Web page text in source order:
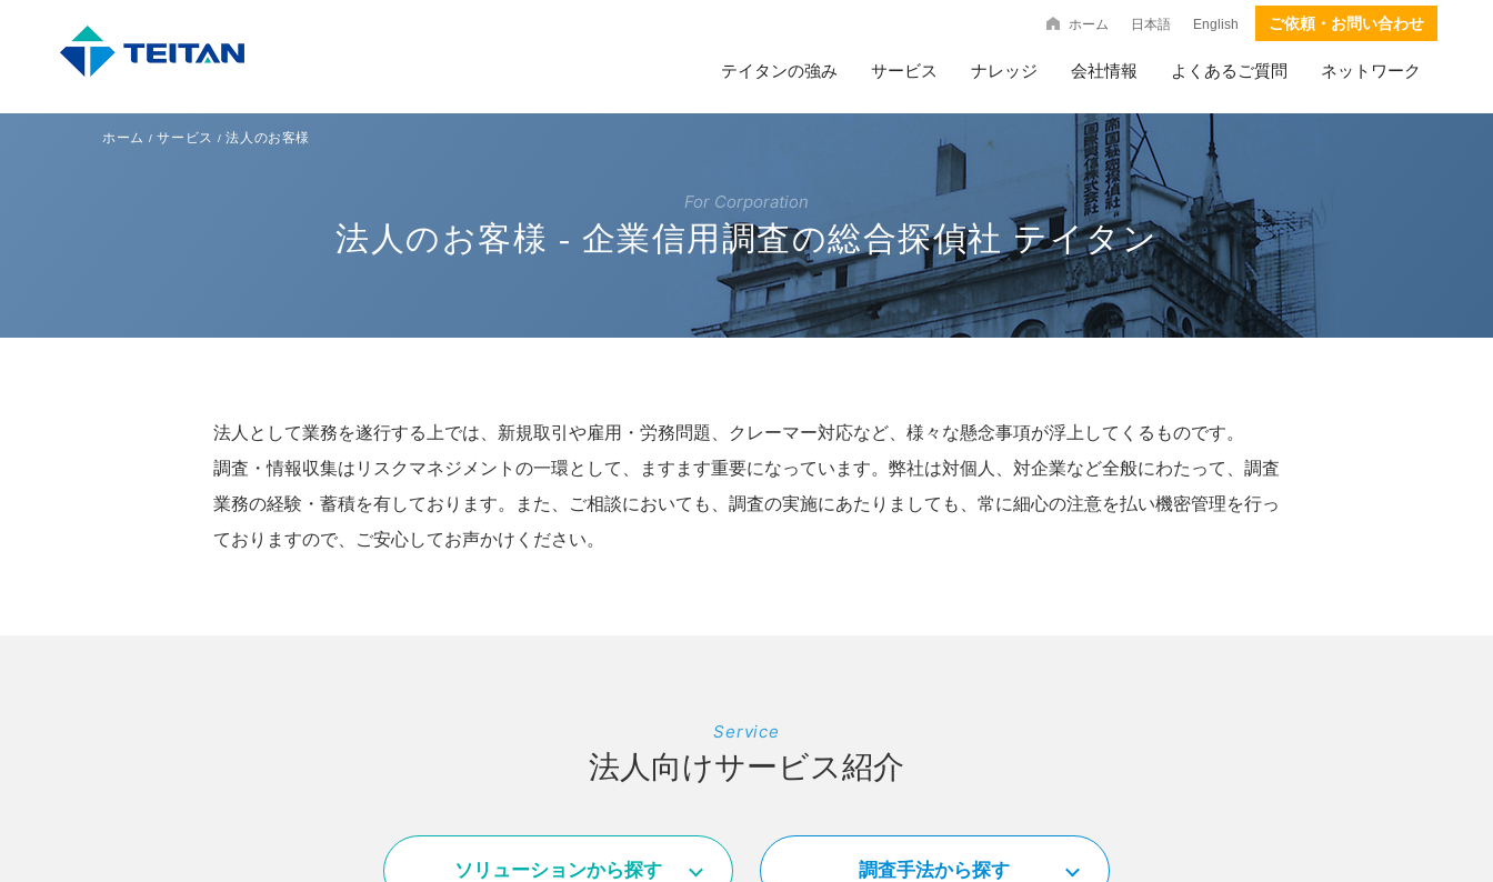
ホーム 日本語 English ご依頼・お問い合わせ
テイタンの強み サービス ナレッジ 会社情報 よくあるご質問 ネットワーク
For Corporation
法人のお客様 - 企業信用調査の総合探偵社 テイタン
ホーム サービス 法人のお客様
法人として業務を遂行する上では、新規取引や雇用・労務問題、クレーマー対応など、様々な懸念事項が浮上してくるものです。
調査・情報収集はリスクマネジメントの一環として、ますます重要になっています。弊社は対個人、対企業など全般にわたって、調査
業務の経験・蓄積を有しております。また、ご相談においても、調査の実施にあたりましても、常に細心の注意を払い機密管理を行っ
ておりますので、ご安心してお声かけください。
Service
法人向けサービス紹介
ソリューションから探す 調査手法から探す